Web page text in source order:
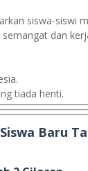
siswa-siswi
dan
tiada henti.
Baru